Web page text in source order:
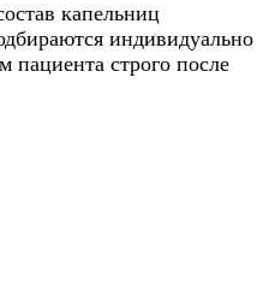
капельниц
индивидуально
пациента строго после